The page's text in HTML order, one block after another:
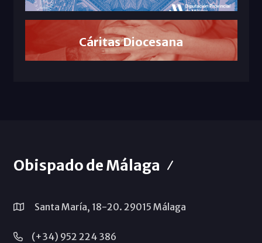
Cáritas Diocesana
Obispado de Málaga
Santa María, 18-20. 29015 Málaga
(+34) 952 224 386